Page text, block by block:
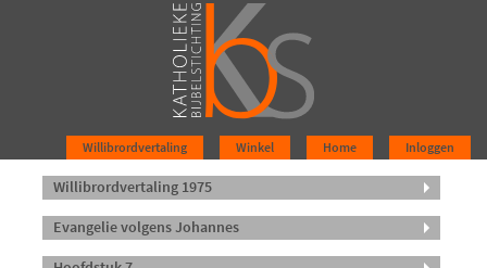
Inloggen
Home
Winkel
Willibrordvertaling
Willibrordvertaling 1975
Evangelie volgens Johannes